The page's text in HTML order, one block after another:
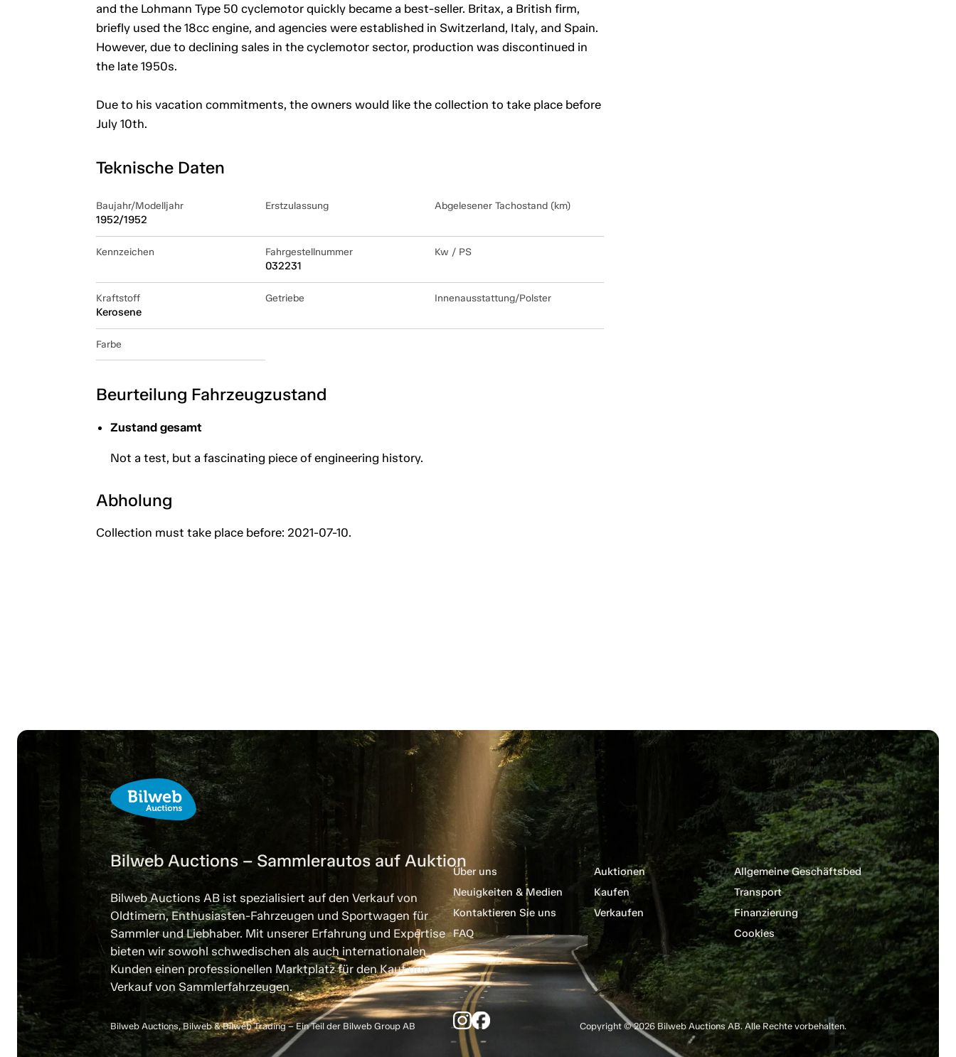
and the Lohmann Type 50 cyclemotor quickly became a best-seller. Britax, a British firm,
briefly used the 18cc engine, and agencies were established in Switzerland, Italy, and Spain.
However, due to declining sales in the cyclemotor sector, production was discontinued in
the late 1950s.
Due to his vacation commitments, the owners would like the collection to take place before
July 10th.
Teknische Daten
Baujahr/Modelljahr
1952/1952
Erstzulassung Abgelesener Tachostand (km)
Kennzeichen Fahrgestellnummer
032231
Kw / PS
Kraftstoff
Kerosene
Getriebe Innenausstattung/Polster
Farbe
Beurteilung Fahrzeugzustand
Zustand gesamt
Not a test, but a fascinating piece of engineering history.
Abholung
Collection must take place before: 2021-07-10.
Bilweb Auctions – Sammlerautos auf Auktion
Bilweb Auctions AB ist spezialisiert auf den Verkauf von
Oldtimern, Enthusiasten-Fahrzeugen und Sportwagen für
Sammler und Liebhaber. Mit unserer Erfahrung und Expertise
bieten wir sowohl schwedischen als auch internationalen
Kunden einen professionellen Marktplatz für den Kauf und
Verkauf von Sammlerfahrzeugen.
Über uns
Neuigkeiten & Medien
Kontaktieren Sie uns
FAQ
Auktionen
Kaufen
Verkaufen
Allgemeine Geschäftsbedingungen
Transport
Finanzierung
Cookies
Bilweb Auctions, Bilweb & Bilweb Trading – Ein Teil der Bilweb Group AB Copyright © 2026 Bilweb Auctions AB. Alle Rechte vorbehalten.